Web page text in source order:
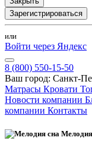
Зарегистрироваться
или
Войти через Яндекс
8 (800) 550-15-50
Ваш город: Санкт-
Матрасы Кровати
Новости компании
компании Контакты